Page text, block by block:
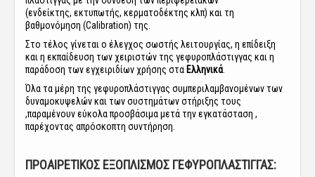
(ενδείκτης, εκτυπωτής, κερματοδέκτης κλπ) και τη
βαθμονόμηση (Calibration) της.
Στο τέλος γίνεται ο έλεγχος σωστής λειτουργίας, η επίδειξη
και η εκπαίδευση των χειριστών της γεφυροπλάστιγγας και η
παράδοση των εγχειριδίων χρήσης στα Ελληνικά.
Όλα τα μέρη της γεφυροπλάστιγγας συμπεριλαμβανομένων των
δυναμοκυψελών και των συστημάτων στήριξης τους
,παραμένουν εύκολα προσβάσιμα μετά την εγκατάσταση ,
παρέχοντας απρόσκοπτη συντήρηση.
ΠΡΟΑΙΡΕΤΙΚΟΣ ΕΞΟΠΛΙΣΜΟΣ ΓΕΦΥΡΟΠΛΑΣΤΙΓΓΑΣ: